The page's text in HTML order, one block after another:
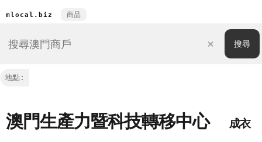
mlocal.biz 商品
地點:
澳門生產力暨科技轉移中心 成衣